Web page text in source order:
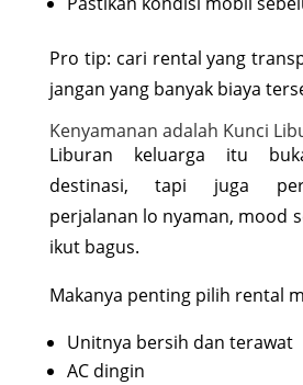
Pro tip: cari rental yang
jangan yang banyak biaya
Kenyamanan adalah Kunci
Liburan keluarga itu
destinasi, tapi juga
perjalanan lo nyaman, mood
ikut bagus.
Makanya penting pilih rental
Unitnya bersih dan terawat
AC dingin